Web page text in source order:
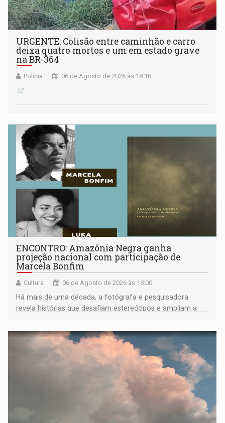
URGENTE: Colisão entre caminhão e carro
deixa quatro mortos e um em estado grave
na BR-364
Polícia 06 de Agosto de 2026 às 18:16
ENCONTRO: Amazônia Negra ganha
projeção nacional com participação de
Marcela Bonfim
Cultura 06 de Agosto de 2026 às 18:00
Há mais de uma década, a fotógrafa e pesquisadora
revela histórias que desafiam estereótipos e ampliam a
negras